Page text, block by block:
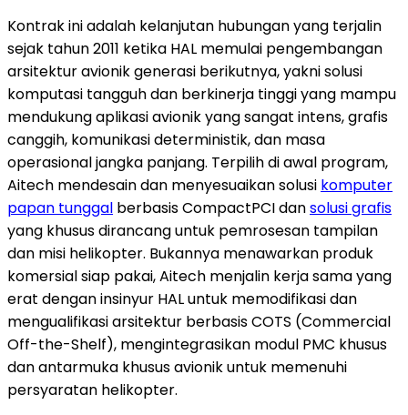
Kontrak ini adalah kelanjutan hubungan yang terjalin
sejak tahun 2011 ketika HAL memulai pengembangan
arsitektur avionik generasi berikutnya, yakni solusi
komputasi tangguh dan berkinerja tinggi yang mampu
mendukung aplikasi avionik yang sangat intens, grafis
canggih, komunikasi deterministik, dan masa
operasional jangka panjang. Terpilih di awal program,
Aitech mendesain dan menyesuaikan solusi komputer
papan tunggal berbasis CompactPCI dansolusi grafis
yang khusus dirancang untuk pemrosesan tampilan
dan misi helikopter. Bukannya menawarkan produk
komersial siap pakai, Aitech menjalin kerja sama yang
erat dengan insinyur HAL untuk memodifikasi dan
mengualifikasi arsitektur berbasis COTS (Commercial
Off-the-Shelf), mengintegrasikan modul PMC khusus
dan antarmuka khusus avionik untuk memenuhi
persyaratan helikopter.